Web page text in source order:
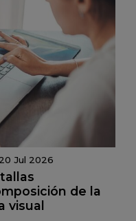
20 Jul 2026
de la
visual